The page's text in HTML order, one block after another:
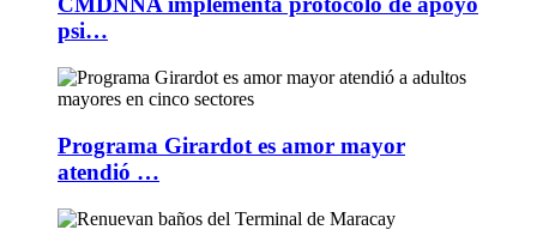
psi…
Programa Girardot es amor mayor
atendió …